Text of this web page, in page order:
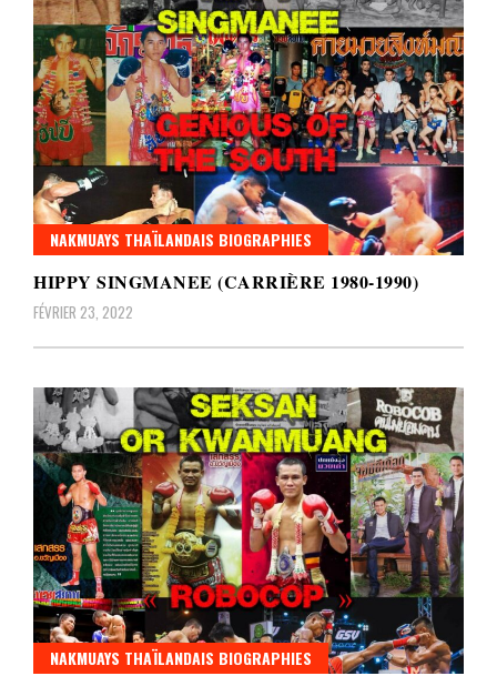
NAKMUAYS THAÏLANDAIS BIOGRAPHIES
HIPPY SINGMANEE (CARRIÈRE 1980-1990)
FÉVRIER 23, 2022
NAKMUAYS THAÏLANDAIS BIOGRAPHIES